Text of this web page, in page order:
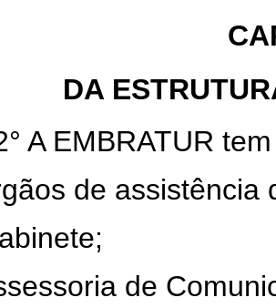
DA
EMBRATUR tem
de assistência
de